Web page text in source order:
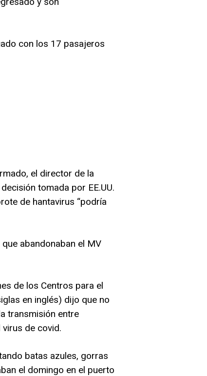
con los 17 pasajeros
el director de la
tomada por EE.UU.
de hantavirus “podría
abandonaban el MV
de los Centros para el
en inglés) dijo que no
transmisión entre
de covid.
batas azules, gorras
el domingo en el puerto